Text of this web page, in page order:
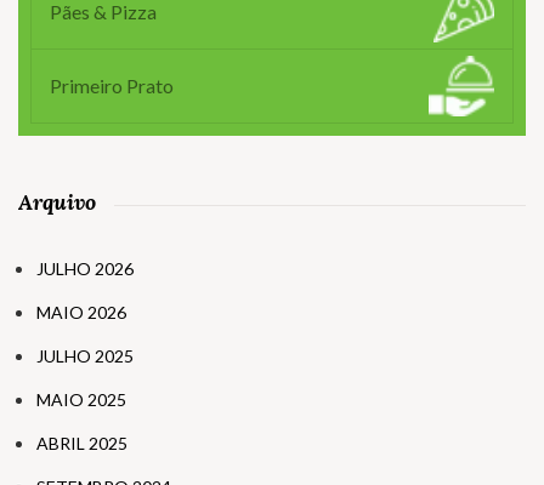
Pães & Pizza
Primeiro Prato
Arquivo
JULHO 2026
MAIO 2026
JULHO 2025
MAIO 2025
ABRIL 2025